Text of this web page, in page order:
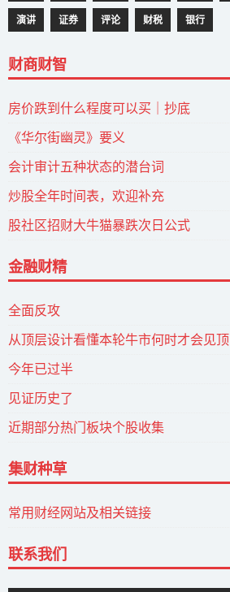
演讲 证券 评论 财税 银行
财商财智
房价跌到什么程度可以买｜抄底
《华尔街幽灵》要义
会计审计五种状态的潜台词
炒股全年时间表，欢迎补充
股社区招财大牛猫暴跌次日公式
金融财精
全面反攻
从顶层设计看懂本轮牛市何时才会见顶
今年已过半
见证历史了
近期部分热门板块个股收集
集财种草
常用财经网站及相关链接
联系我们